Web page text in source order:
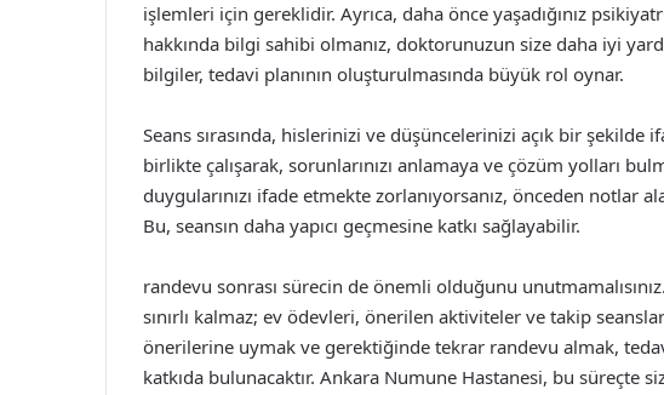
işlemleri için gereklidir. Ayrıca, daha önce yaşadığınız
hakkında bilgi sahibi olmanız, doktorunuzun size daha iyi
bilgiler, tedavi planının oluşturulmasında büyük rol oynar.
Seans sırasında, hislerinizi ve düşüncelerinizi açık bir
birlikte çalışarak, sorunlarınızı anlamaya ve çözüm yolları
duygularınızı ifade etmekte zorlanıyorsanız, önceden notlar
Bu, seansın daha yapıcı geçmesine katkı sağlayabilir.
randevu sonrası sürecin de önemli olduğunu
sınırlı kalmaz; ev ödevleri, önerilen aktiviteler ve takip
önerilerine uymak ve gerektiğinde tekrar randevu almak,
katkıda bulunacaktır. Ankara Numune Hastanesi, bu süreçte